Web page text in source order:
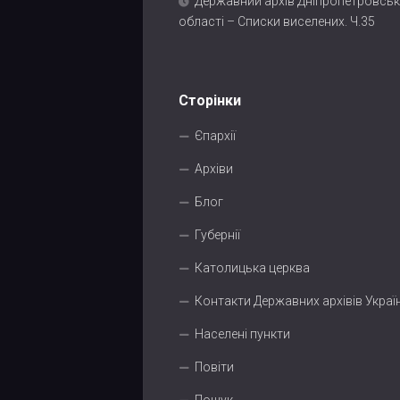
області – Списки виселених. Ч.35
Сторінки
Єпархії
Архіви
Блог
Губернії
Католицька церква
Контакти Державних архівів
Населені пункти
Повіти